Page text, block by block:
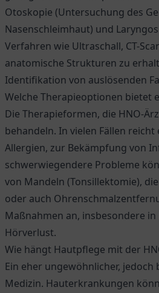
Otoskopie (Untersuchung des
Nasenschleimhaut) und
Verfahren wie Ultraschall, CT-
anatomische Strukturen zu
Identifikation von auslösenden
Welche Therapieoptionen bietet
Die Therapieformen, die HNO-
behandeln. In vielen Fällen
Allergien, zur Bekämpfung von
schwerwiegendere Probleme
von Mandeln (Tonsillektomie),
oder auch
Maßnahmen an, insbesondere
Hörverlust.
Wie hängt Hautpflege mit der
Ein eher ungewöhnlicher,
Medizin. Hauterkrankungen